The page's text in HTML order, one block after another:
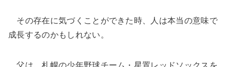
その存在に気づくことができた時、人は本当の意味で
成長するのかもしれない。